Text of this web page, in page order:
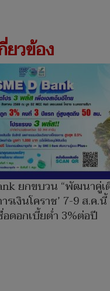
ยวข้อง
ยกขบวน “พัฒนาคู่
รเงินโคราช’ 7-9 ส.ค.
ดอกเบี้ยต่ำ 3%ต่อปี